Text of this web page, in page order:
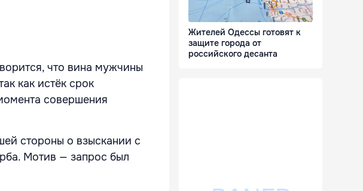
что вина мужчины
как истёк срок
совершения
стороны о взыскании с
Мотив — запрос был
Жителей Одессы готовят к
защите города от
российского десанта